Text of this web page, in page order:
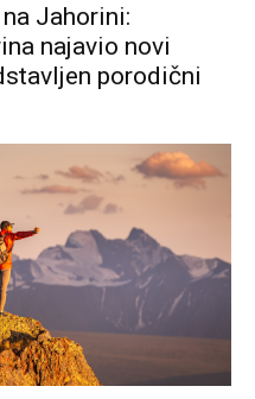
Jahorini:
najavio novi
porodični